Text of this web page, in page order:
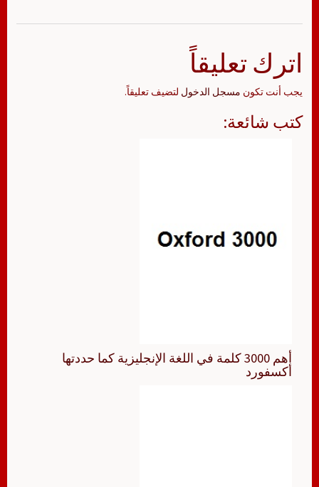
اترك تعليقاً
يجب أنت تكون مسجل الدخول لتضيف تعليقاً.
كتب شائعة:
أهم 3000 كلمة في اللغة الإنجليزية كما حددتها
أكسفورد